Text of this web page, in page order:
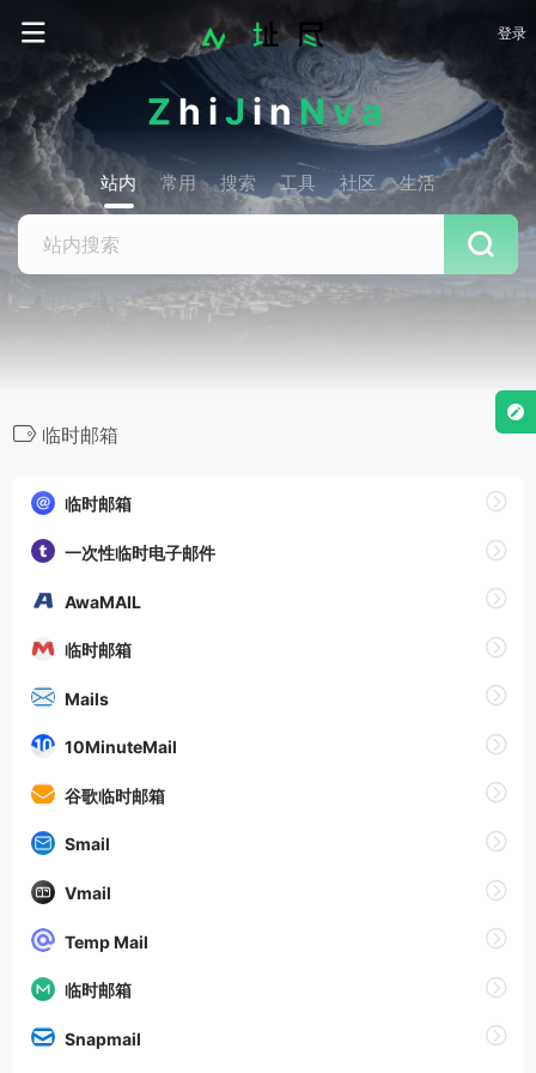
登录
ZhiJinNva
站内 常用 搜索 工具 社区 生活
临时邮箱
临时邮箱
一次性临时电子邮件
AwaMAIL
临时邮箱
Mails
10MinuteMail
谷歌临时邮箱
Smail
Vmail
Temp Mail
临时邮箱
Snapmail